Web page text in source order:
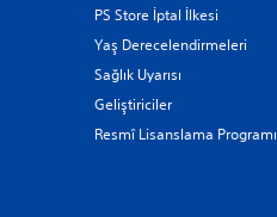
PS Store İptal İlkesi
Yaş Derecelendirmeleri
Sağlık Uyarısı
Geliştiriciler
Resmî Lisanslama Programı